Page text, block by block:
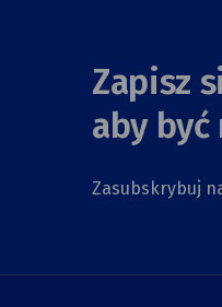
Zapisz
aby być
Zasubskrybuj